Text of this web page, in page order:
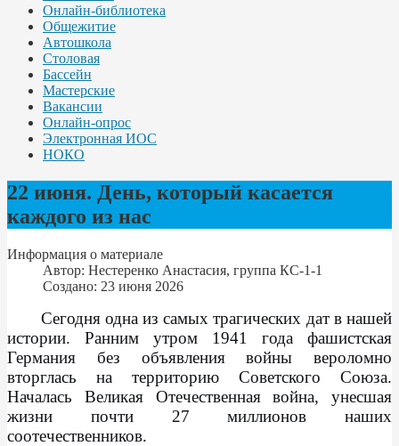
Онлайн-библиотека
Общежитие
Автошкола
Столовая
Бассейн
Мастерские
Вакансии
Онлайн-опрос
Электронная ИОС
НОКО
22 июня. День, который касается
каждого из нас
Информация о материале
Автор: Нестеренко Анастасия, группа КС-1-1
Создано: 23 июня 2026
Сегодня одна из самых трагических дат в нашей
истории. Ранним утром 1941 года фашистская
Германия без объявления войны вероломно
вторглась на территорию Советского Союза.
Началась Великая Отечественная война, унесшая
жизни почти 27 миллионов наших
соотечественников.